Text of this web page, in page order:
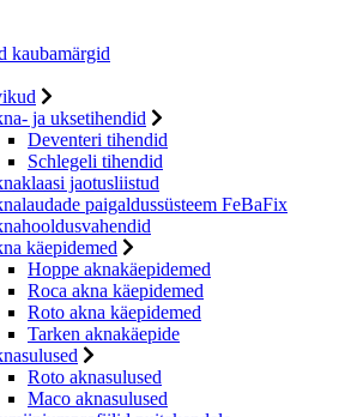
kaubamärgid
ja uksetihendid
Deventeri tihendid
Schlegeli tihendid
jaotusliistud
paigaldussüsteem FeBaFix
käepidemed
Hoppe aknakäepidemed
Roca akna käepidemed
Roto akna käepidemed
Tarken aknakäepide
Roto aknasulused
Maco aknasulused